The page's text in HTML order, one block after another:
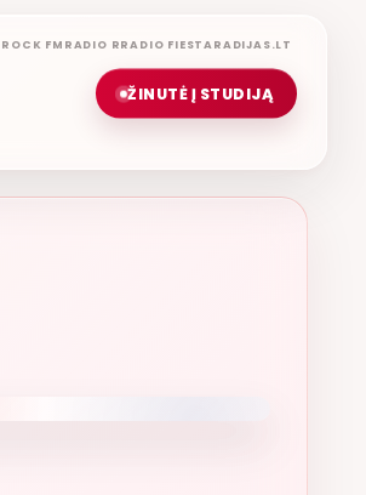
ROCK FM RADIO RRADIO FIESTARADIJAS.LT
ŽINUTĖ Į STUDIJĄ